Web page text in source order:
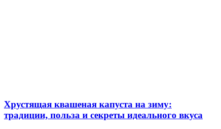
Хрустящая квашеная капуста на зиму:
традиции, польза и секреты идеального вкуса